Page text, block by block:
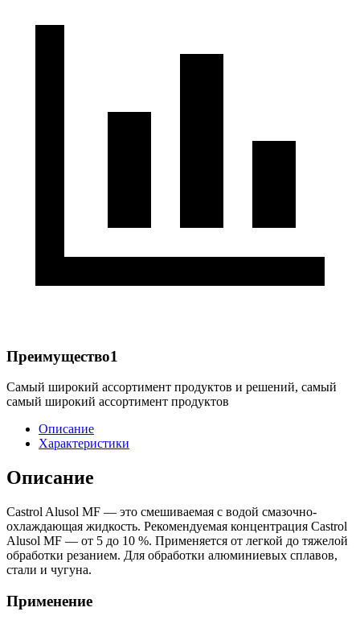
Преимущество1
Самый широкий ассортимент продуктов и решений, самый
самый широкий ассортимент продуктов
Описание
Характеристики
Описание
Castrol Alusol MF — это смешиваемая с водой смазочно-
охлаждающая жидкость. Рекомендуемая концентрация Castrol
Alusol MF — от 5 до 10 %. Применяется от легкой до тяжелой
обработки резанием. Для обработки алюминиевых сплавов,
стали и чугуна.
Применение